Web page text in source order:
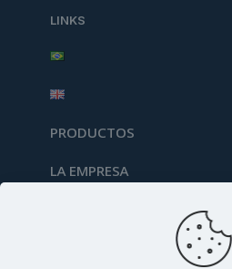
LINKS
PRODUCTOS
LA EMPRESA